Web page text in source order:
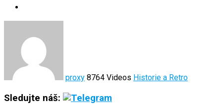
proxy 8764 Videos Historie a Retro
Sledujte náš: